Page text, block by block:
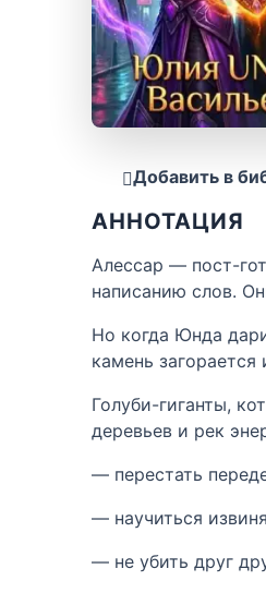
Добавить в
АННОТАЦИЯ
Алессар — пост-
написанию слов.
Но когда Юнда
камень
Голуби-гиганты,
деревьев и рек
— перестать
— научиться
— не убить друг